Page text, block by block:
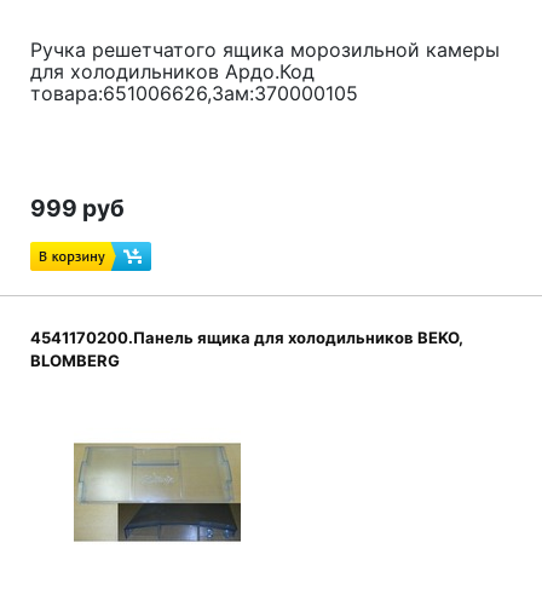
Ручка решетчатого ящика морозильной камеры
для холодильников Ардо.Код
товара:651006626,Зам:370000105
999 руб
4541170200.Панель ящика для холодильников BEKO,
BLOMBERG